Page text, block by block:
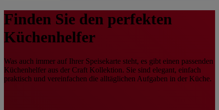
Finden Sie den perfekten
Küchenhelfer
Was auch immer auf Ihrer Speisekarte steht, es gibt einen passenden
Küchenhelfer aus der Craft Kollektion. Sie sind elegant, einfach
praktisch und vereinfachen die alltäglichen Aufgaben in der Küche.